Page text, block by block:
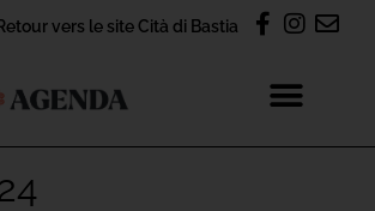
vers le site Cità di Bastia